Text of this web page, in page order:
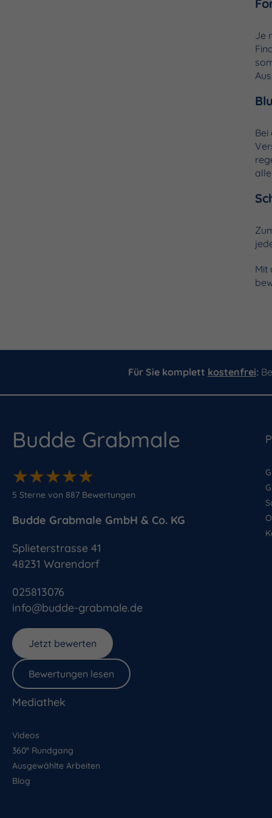
Je
Mit
Für Sie komplett kostenfrei:
Budde Grabmale
★★★★★
★★★★★
5 Sterne von 887 Bewertungen
Budde Grabmale GmbH & Co. KG
info@budde-grabmale.de
025813076
Splieterstrasse 41
48231 Warendorf
Jetzt bewerten
Bewertungen lesen
Mediathek
Videos
360° Rundgang
Ausgewählte Arbeiten
Blog